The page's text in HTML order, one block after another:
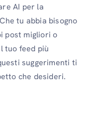
AI per la
tu abbia bisogno
post migliori o
tuo feed più
suggerimenti ti
che desideri.